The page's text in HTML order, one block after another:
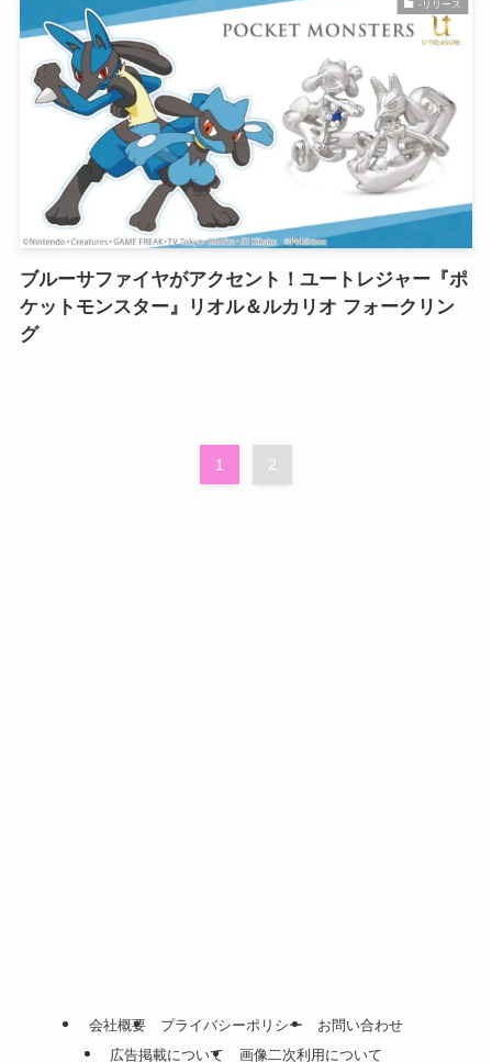
-リリース
ブルーサファイヤがアクセント！ユートレジャー『ポ
ケットモンスター』リオル＆ルカリオ フォークリン
グ
1 2
会社概要 プライバシーポリシー
お問い合わせ
広告掲載について
画像二次利用について